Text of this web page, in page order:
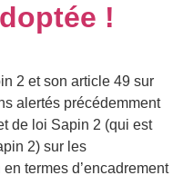
!
2 et son article 49 sur
alertés précédemment
de loi Sapin 2 (qui est
2) sur les
termes d’encadrement